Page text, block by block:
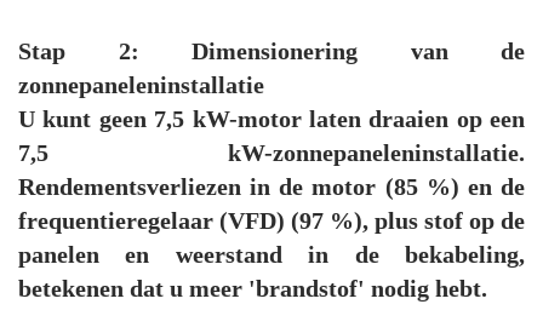
Stap 2: Dimensionering van de
zonnepaneleninstallatie
U kunt geen 7,5 kW-motor laten draaien op een
7,5 kW-zonnepaneleninstallatie.
Rendementsverliezen in de motor (85 %) en de
frequentieregelaar (VFD) (97 %), plus stof op de
panelen en weerstand in de bekabeling,
betekenen dat u meer 'brandstof' nodig hebt.